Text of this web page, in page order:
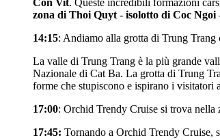
zona di Thoi Quyt - isolotto di Coc Ngoi
14:15: Andiamo alla grotta di Trung
La valle di Trung Trang è la più grande
Nazionale di Cat Ba. La grotta di Trung
forme che stupiscono e ispirano i visitatori
17:00: Orchid Trendy Cruise si trova nella
17:45: Tornando a Orchid Trendy Cruise,